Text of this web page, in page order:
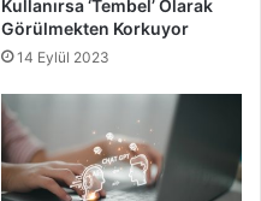
Kullanırsa ‘Tembel’ Olarak
Görülmekten Korkuyor
14 Eylül 2023